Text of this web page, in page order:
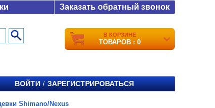
Заказать обратный звонок
В КОРЗИНЕ
ТОВАРОВ : 0
ВОЙТИ / ЗАРЕГИСТРИРОВАТЬСЯ
Shimano/Nexus